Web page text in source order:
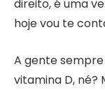
direito, é uma
hoje vou te
A gente
vitamina D, né?